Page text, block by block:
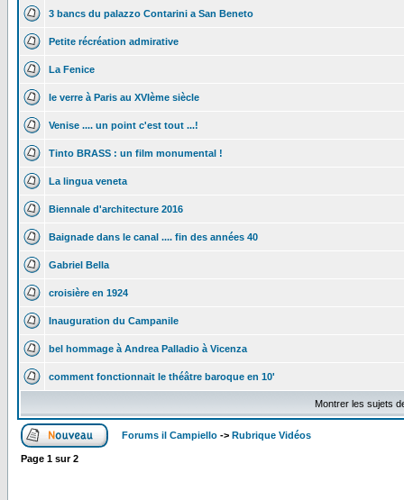
3 bancs du palazzo Contarini a San Beneto
Petite récréation admirative
La Fenice
le verre à Paris au XVIème siècle
Venise .... un point c'est tout ...!
Tinto BRASS : un film monumental !
La lingua veneta
Biennale d'architecture 2016
Baignade dans le canal .... fin des années 40
Gabriel Bella
croisière en 1924
Inauguration du Campanile
bel hommage à Andrea Palladio à Vicenza
comment fonctionnait le théâtre baroque en 10'
Montrer les sujets
Forums il Campiello -> Rubrique Vidéos
Page 1 sur2